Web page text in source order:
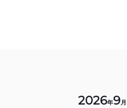
2026年9月